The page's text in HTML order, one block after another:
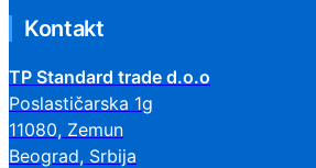
Kontakt
TP Standard trade d.o.o
Poslastičarska 1g
11080, Zemun
Beograd, Srbija